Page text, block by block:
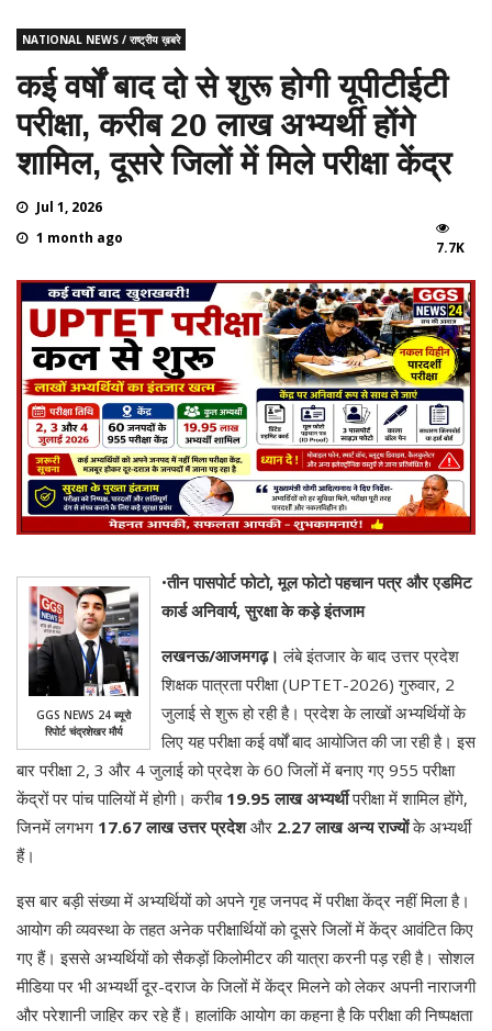
NATIONAL NEWS / राष्ट्रीय ख़बरे
कई वर्षों बाद दो से शुरू होगी यूपीटीईटी
परीक्षा, करीब 20 लाख अभ्यर्थी होंगे
शामिल, दूसरे जिलों में मिले परीक्षा केंद्र
Jul 1, 2026
1 month ago
7.7K
GGS NEWS 24 ब्यूरो
रिपोर्ट चंद्रशेखर मौर्य
•तीन पासपोर्ट फोटो, मूल फोटो पहचान पत्र और एडमिट
कार्ड अनिवार्य, सुरक्षा के कड़े इंतजाम
लखनऊ/आजमगढ़। लंबे इंतजार के बाद उत्तर प्रदेश
शिक्षक पात्रता परीक्षा (UPTET-2026) गुरुवार, 2
जुलाई से शुरू हो रही है। प्रदेश के लाखों अभ्यर्थियों के
लिए यह परीक्षा कई वर्षों बाद आयोजित की जा रही है। इस
बार परीक्षा 2, 3 और 4 जुलाई को प्रदेश के 60 जिलों में बनाए गए 955 परीक्षा
केंद्रों पर पांच पालियों में होगी। करीब 19.95 लाख अभ्यर्थीपरीक्षा में शामिल होंगे,
जिनमें लगभग 17.67 लाख उत्तर प्रदेशऔर 2.27 लाख अन्य राज्योंके अभ्यर्थी
हैं।
इस बार बड़ी संख्या में अभ्यर्थियों को अपने गृह जनपद में परीक्षा केंद्र नहीं मिला है।
आयोग की व्यवस्था के तहत अनेक परीक्षार्थियों को दूसरे जिलों में केंद्र आवंटित किए
गए हैं। इससे अभ्यर्थियों को सैकड़ों किलोमीटर की यात्रा करनी पड़ रही है। सोशल
मीडिया पर भी अभ्यर्थी दूर-दराज के जिलों में केंद्र मिलने को लेकर अपनी नाराजगी
और परेशानी जाहिर कर रहे हैं। हालांकि आयोग का कहना है कि परीक्षा की निष्पक्षता